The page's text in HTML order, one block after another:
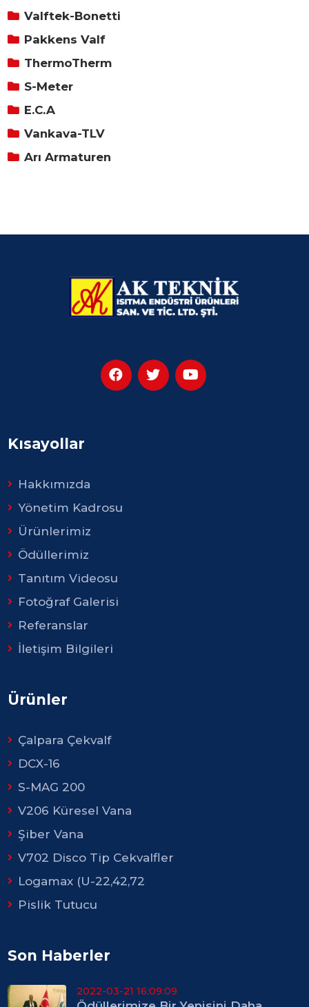
Valftek-Bonetti
Pakkens Valf
ThermoTherm
S-Meter
E.C.A
Vankava-TLV
Arı Armaturen
Kısayollar
Hakkımızda
Yönetim Kadrosu
Ürünlerimiz
Ödüllerimiz
Tanıtım Videosu
Fotoğraf Galerisi
Referanslar
İletişim Bilgileri
Ürünler
Çalpara Çekvalf
DCX-16
S-MAG 200
V206 Küresel Vana
Şiber Vana
V702 Disco Tip Cekvalfler
Logamax (U-22,42,72
Pislik Tutucu
Son Haberler
2022-03-21 16:09:09